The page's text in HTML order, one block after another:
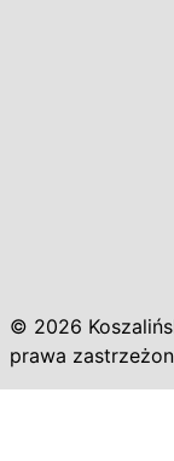
© 2026
prawa